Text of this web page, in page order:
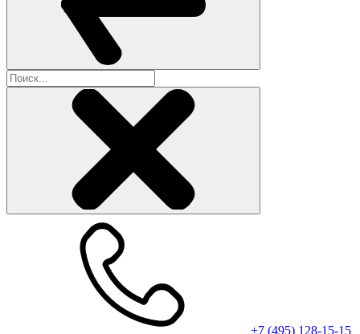
+7 (495) 128-15-15